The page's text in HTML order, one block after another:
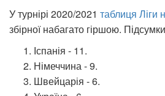
У турнірі 2020/2021 таблиця Ліги
збірної набагато гіршою.
Іспанія - 11.
Німеччина - 9.
Швейцарія - 6.